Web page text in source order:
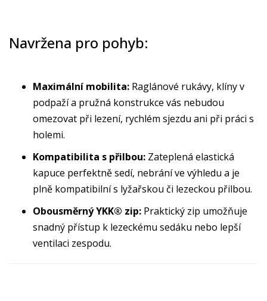
Navržena pro pohyb:
Maximální mobilita: Raglánové rukávy, klíny v
podpaží a pružná konstrukce vás nebudou
omezovat při lezení, rychlém sjezdu ani při práci s
holemi.
Kompatibilita s přilbou: Zateplená elastická
kapuce perfektně sedí, nebrání ve výhledu a je
plně kompatibilní s lyžařskou či lezeckou přilbou.
Obousměrný YKK® zip: Praktický zip umožňuje
snadný přístup k lezeckému sedáku nebo lepší
ventilaci zespodu.